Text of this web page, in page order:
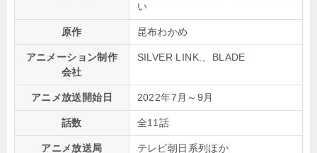
い
原作 昆布わかめ
アニメーション制作
会社
SILVER LINK.、BLADE
アニメ放送開始日 2022年7月～9月
話数 全11話
アニメ放送局 テレビ朝日系列ほか